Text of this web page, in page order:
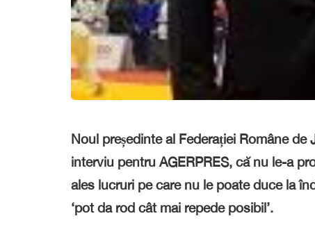
Noul președinte al Federației Române
interviu pentru AGERPRES, că nu le-a
ales lucruri pe care nu le poate duce la
‘pot da rod cât mai repede posibil’.